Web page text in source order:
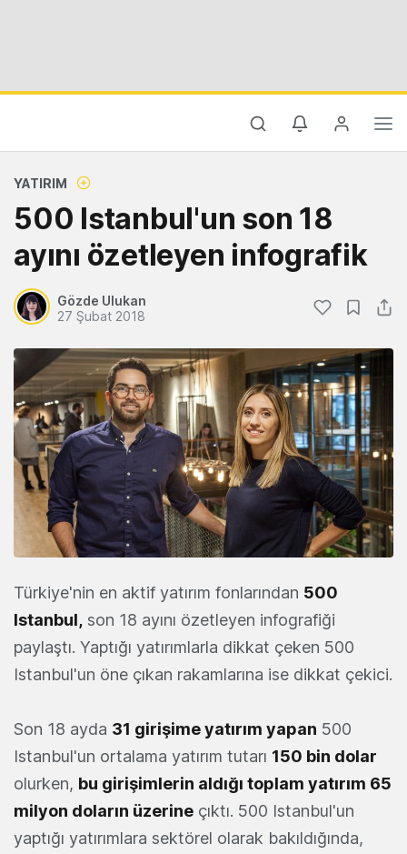
YATIRIM
500 Istanbul'un son 18
ayını özetleyen infografik
Gözde Ulukan
27 Şubat 2018
Türkiye'nin en aktif yatırım fonlarından 500
Istanbul, son 18 ayını özetleyen infografiği
paylaştı. Yaptığı yatırımlarla dikkat çeken 500
Istanbul'un öne çıkan rakamlarına ise dikkat çekici.
Son 18 ayda 31 girişime yatırım yapan 500
Istanbul'un ortalama yatırım tutarı 150 bin dolar
olurken, bu girişimlerin aldığı toplam yatırım 65
milyon doların üzerine çıktı. 500 Istanbul'un
yaptığı yatırımlara sektörel olarak bakıldığında,